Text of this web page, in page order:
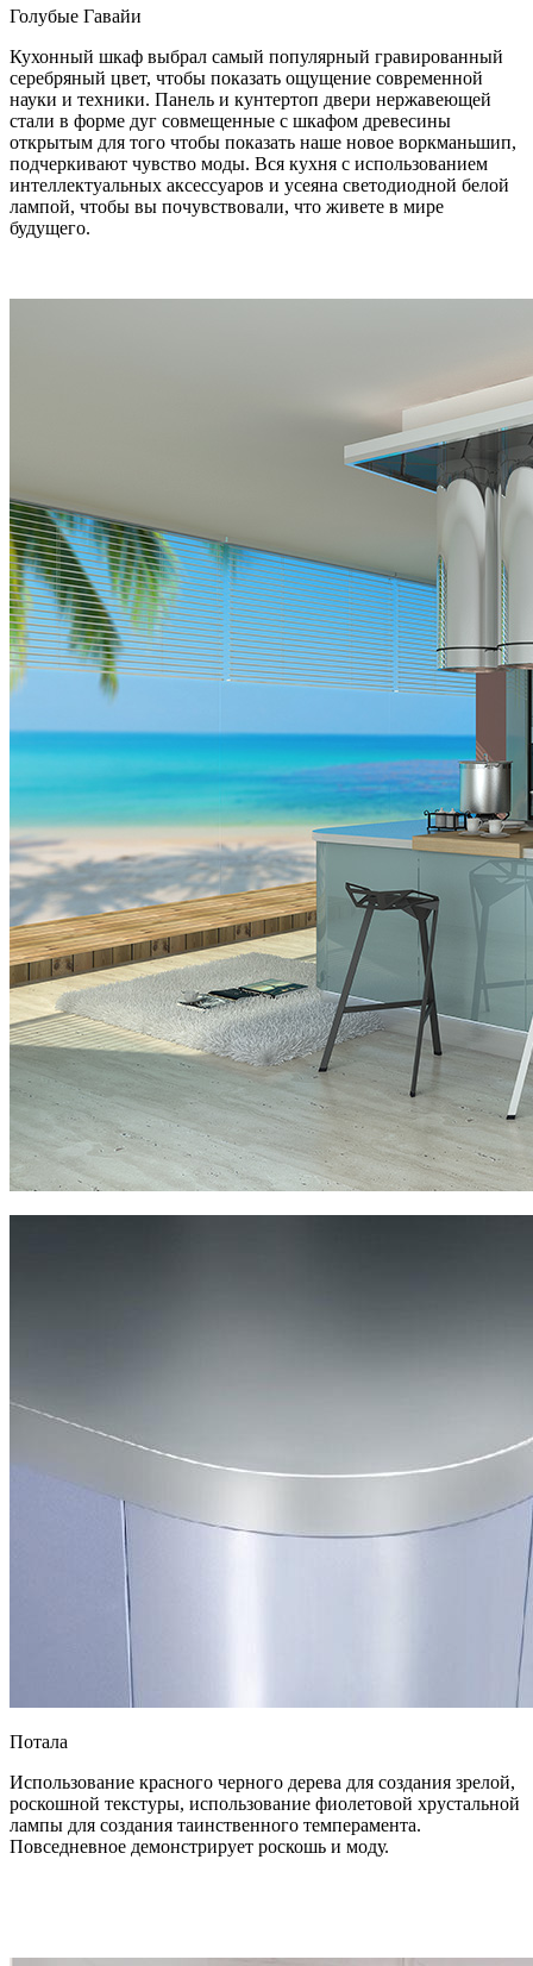
Голубые Гавайи
Кухонный шкаф выбрал самый популярный гравированный
серебряный цвет, чтобы показать ощущение современной
науки и техники. Панель и кунтертоп двери нержавеющей
стали в форме дуг совмещенные с шкафом древесины
открытым для того чтобы показать наше новое воркманьшип,
подчеркивают чувство моды. Вся кухня с использованием
интеллектуальных аксессуаров и усеяна светодиодной белой
лампой, чтобы вы почувствовали, что живете в мире
будущего.
Потала
Использование красного черного дерева для создания зрелой,
роскошной текстуры, использование фиолетовой хрустальной
лампы для создания таинственного темперамента.
Повседневное демонстрирует роскошь и моду.